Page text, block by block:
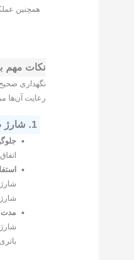
همچنین
نکات مهم
نگهداری
رعایت آن‌ها
مدت